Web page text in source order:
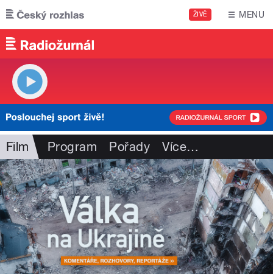
Přejít k hlavnímu obsahu
ŽIVĚ MENU
Film Program Pořady Více…